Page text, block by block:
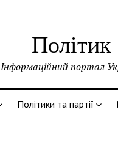
Політик
Інформаційний портал
Політики та партії